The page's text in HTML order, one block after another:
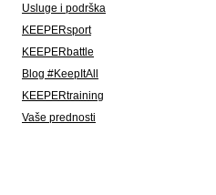
Usluge i podrška
KEEPERsport
KEEPERbattle
Blog #KeepItAll
KEEPERtraining
Vaše prednosti